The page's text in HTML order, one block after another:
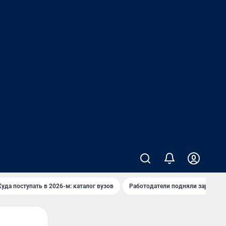
поступать в 2026-м: каталог вузов Работодатели подняли